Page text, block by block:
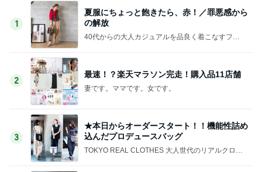
1
夏服にちょっと飽きたら、赤！／罪悪感から
の解放
40代からの大人カジュアルを品良く着こなすファ
2
最速！？楽天マラソン完走！購入品11店舗
妻です。ママです。女です。
3
★本日からオーダースタート！！機能性詰め
込んだプロデュースバッグ
TOKYO REAL CLOTHES 大人世代のリアルクロー